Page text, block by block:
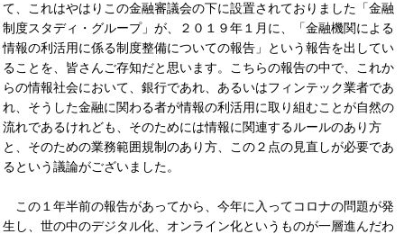
て、これはやはりこの金融審議会の下に設置されておりました「金融
制度スタディ・グループ」が、２０１９年１月に、「金融機関による
情報の利活用に係る制度整備についての報告」という報告を出してい
ることを、皆さんご存知だと思います。こちらの報告の中で、これか
らの情報社会において、銀行であれ、あるいはフィンテック業者であ
れ、そうした金融に関わる者が情報の利活用に取り組むことが自然の
流れであるけれども、そのためには情報に関連するルールのあり方
と、そのための業務範囲規制のあり方、この２点の見直しが必要であ
るという議論がございました。
この１年半前の報告があってから、今年に入ってコロナの問題が発
生し、世の中のデジタル化、オンライン化というものが一層進んだわ